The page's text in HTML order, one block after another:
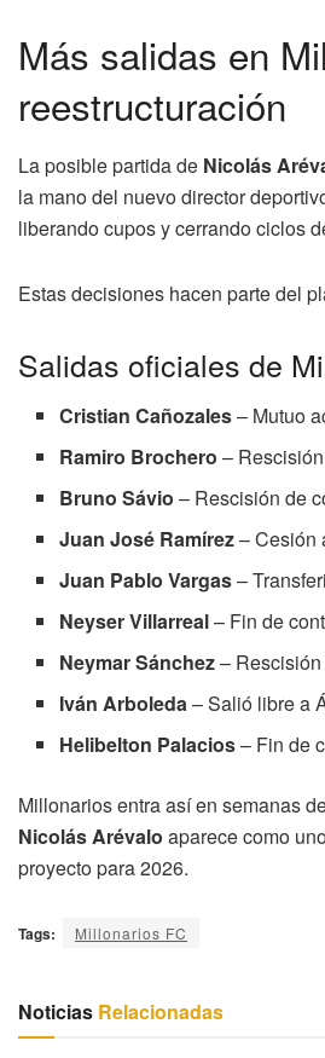
Más salidas en
reestructuración
La posible partida de Nicolás
la mano del nuevo director
liberando cupos y cerrando ciclos
Estas decisiones hacen parte del
Salidas oficiales de
Cristian Cañozales– Mutuo
Ramiro Brochero –
Bruno Sávio – Rescisión de
Juan José Ramírez– Cesión
Juan Pablo Vargas–
Neyser Villarreal– Fin de
Neymar Sánchez–
Iván Arboleda– Salió libre a
Helibelton Palacios– Fin de
Millonarios entra así en semanas
Nicolás Arévalo aparece como
proyecto para 2026.
Tags: Millonarios FC
Noticias Relacionadas